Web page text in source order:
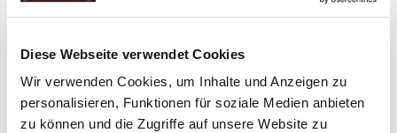
Diese Webseite verwendet Cookies
Wir verwenden Cookies, um Inhalte und Anzeigen zu
personalisieren, Funktionen für soziale Medien anbieten
zu können und die Zugriffe auf unsere Website zu
Zubehör